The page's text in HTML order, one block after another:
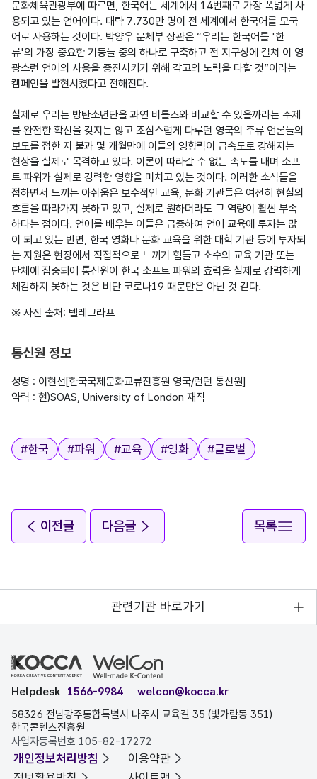
문화체육관광부에 따르면, 한국어는 세계에서 14번째로 가장 폭넓게 사
용되고 있는 언어이다. 대략 7.730만 명이 전 세계에서 한국어를 모국
어로 사용하는 것이다. 박양우 문체부 장관은 “우리는 한국어를 '한
류'의 가장 중요한 기둥들 중의 하나로 구축하고 전 지구상에 걸쳐 이 영
광스런 언어의 사용을 증진시키기 위해 각고의 노력을 다할 것”이라는
캠페인을 발현시켰다고 전해진다.
실제로 우리는 방탄소년단을 과연 비틀즈와 비교할 수 있을까라는 주제
를 완전한 확신을 갖지는 않고 조심스럽게 다루던 영국의 주류 언론들의
보도를 접한 지 불과 몇 개월만에 이들의 영향력이 급속도로 강해지는
현상을 실제로 목격하고 있다. 이론이 따라갈 수 없는 속도를 내며 소프
트 파워가 실제로 강력한 영향을 미치고 있는 것이다. 이러한 소식들을
접하면서 느끼는 아쉬움은 보수적인 교육, 문화 기관들은 여전히 현실의
흐름을 따라가지 못하고 있고, 실제로 원하더라도 그 역량이 훨씬 부족
하다는 점이다. 언어를 배우는 이들은 급증하여 언어 교육에 투자는 많
이 되고 있는 반면, 한국 영화나 문화 교육을 위한 대학 기관 등에 투자되
는 지원은 현장에서 직접적으로 느끼기 힘들고 소수의 교육 기관 또는
단체에 집중되어 통신원이 한국 소프트 파워의 효력을 실제로 강력하게
※ 사진 출처: 텔레그라프
통신원 정보
성명 : 이현선[한국국제문화교류진흥원 영국/런던 통신원]
약력 : 현)SOAS, University of London 재직
태그
#한국 #파워 #교육 #영화 #글로벌
이전글 다음글 목록
관련기관 바로가기
Helpdesk 1566-9984
welcon@kocca.kr
58326 전남광주통합특별시 나주시 교육길 35 (빛가람동 351)
한국콘텐츠진흥원
사업자등록번호 105-82-17272
개인정보처리방침
이용약관